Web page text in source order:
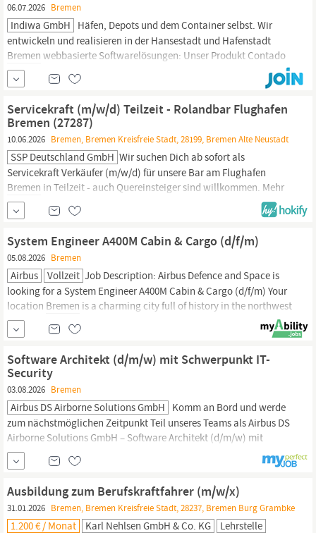
06.07.2026 Bremen
Indiwa GmbH Häfen, Depots und dem Container selbst. Wir
entwickeln und realisieren in der Hansestadt und Hafenstadt
Bremen webbasierte Softwarelösungen: Unser Produkt Contado
bildet nahezu alle Prozesse des Transportgeschäfts ab, vom
Angebot bis zur Abrechnung. Für den besten Preis sorgt unsere
Ratenmanagement-Software Tarico.
Servicekraft (m/w/d) Teilzeit - Rolandbar Flughafen
Bremen (27287)
10.06.2026 Bremen, Bremen Kreisfreie Stadt, 28199, Bremen Alte Neustadt
SSP Deutschland GmbH Wir suchen Dich ab sofort als
Servicekraft Verkäufer (m/w/d) für unsere Bar am Flughafen
Bremen in Teilzeit - auch Quereinsteiger sind willkommen. Mehr
als 10 Gründe mit der SSP zu arbeiten: Urlaubsgeld
Weihnachtsgeld Feiertagszuschlag Vergünstigte
Personalverpflegung Bis zu 50% Rabatt deutschlandweit in all
unseren anderen Verkaufsstellen 33%
System Engineer A400M Cabin & Cargo (d/f/m)
05.08.2026 Bremen
Airbus Vollzeit Job Description: Airbus Defence and Space is
looking for a System Engineer A400M Cabin & Cargo (d/f/m) Your
location Bremen is a charming city full of history in the northwest
of Germany. In addition to being one of the country’s greenest
cities, it offers wonderful sights, a rich culture, urban flair and
Software Architekt (d/m/w) mit Schwerpunkt IT-
Security
03.08.2026 Bremen
Airbus DS Airborne Solutions GmbH Komm an Bord und werde
zum nächstmöglichen Zeitpunkt Teil unseres Teams als Airbus DS
Airborne Solutions GmbH – Software Architekt (d/m/w) mit
Schwerpunkt IT-Security in
Konzeption, Entwurf und
Weiterentwicklung einer skalierbaren und robusten
Softwarearchitektur für unbemannte Flugsysteme (UAS) unter
strikter Berücksichtigung von...
Ausbildung zum Berufskraftfahrer (m/w/x)
31.01.2026 Bremen, Bremen Kreisfreie Stadt, 28237, Bremen Burg Grambke
1.200 € / Monat Karl Nehlsen GmbH & Co. KG
Lehrstelle